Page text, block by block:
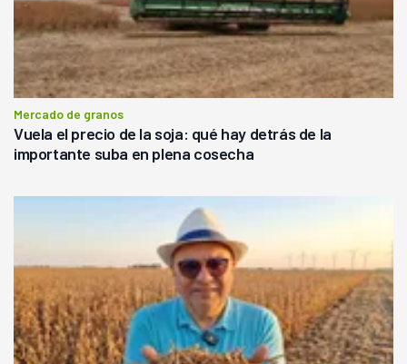
Mercado de granos
Vuela el precio de la soja: qué hay detrás de la
importante suba en plena cosecha